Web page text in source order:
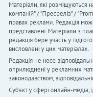
Матеріали, які розміщуються
компаній" / "Пресреліз" /
правах реклами. Редакція
представлені. Матеріали з
редакція бере участь у
висловлені у цих матеріалах.
Редакція не несе
оприлюднені у рекламних
законодавством,
Cуб'єкт у сфері онлайн-